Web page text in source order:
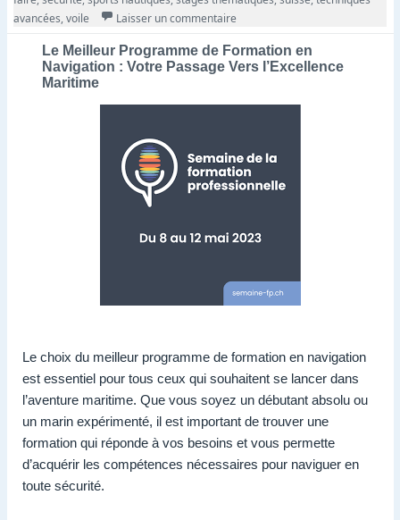
avancées,voile Laisser un commentaire
Le Meilleur Programme de Formation en
Navigation : Votre Passage Vers l’Excellence
Maritime
Le choix du meilleur programme de formation en navigation
est essentiel pour tous ceux qui souhaitent se lancer dans
l’aventure maritime. Que vous soyez un débutant absolu ou
un marin expérimenté, il est important de trouver une
formation qui réponde à vos besoins et vous permette
d’acquérir les compétences nécessaires pour naviguer en
toute sécurité.